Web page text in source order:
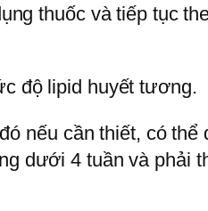
thuốc và tiếp tục
độ lipid huyết tương.
nếu cần thiết, có
dưới 4 tuần và phải